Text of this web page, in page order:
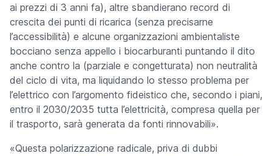
ai prezzi di 3 anni fa), altre sbandierano record di
crescita dei punti di ricarica (senza precisarne
l’accessibilità) e alcune organizzazioni ambientaliste
bocciano senza appello i biocarburanti puntando il dito
anche contro la (parziale e congetturata) non neutralità
del ciclo di vita, ma liquidando lo stesso problema per
l’elettrico con l’argomento fideistico che, secondo i piani,
entro il 2030/2035 tutta l’elettricità, compresa quella per
il trasporto, sarà generata da fonti rinnovabili».
«Questa polarizzazione radicale, priva di dubbi